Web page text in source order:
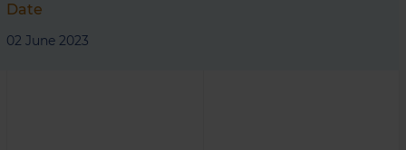
Date
02 June 2023